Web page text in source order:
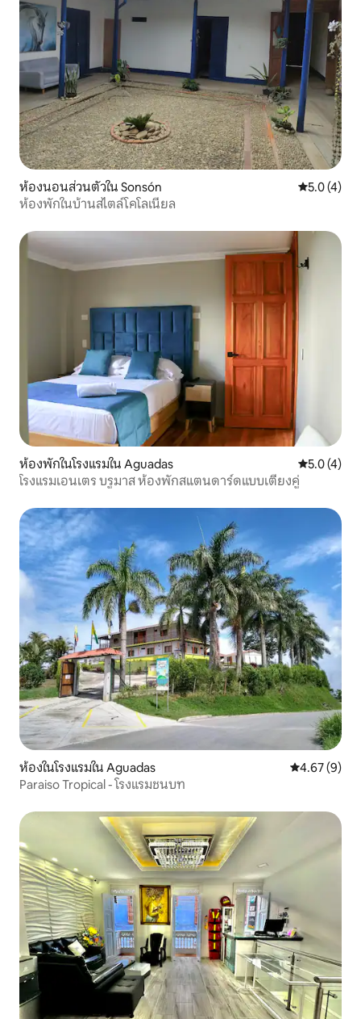
ห้องนอนส่วนตัวใน Sonsón คะแนนเฉลี่
5.0 (4)
ห้องพักในบ้านสไตล์โคโลเนียล
ห้องพักในโรงแรมใน Aguadas คะแนนเฉลี่
5.0 (4)
โรงแรมเอนเตร บรูมาส ห้องพักสแตนดาร์ดแบบเตียงคู่
ห้องในโรงแรมใน Aguadas คะแนนเฉลี่ย
4.67 (9)
Paraiso Tropical - โรงแรมชนบท